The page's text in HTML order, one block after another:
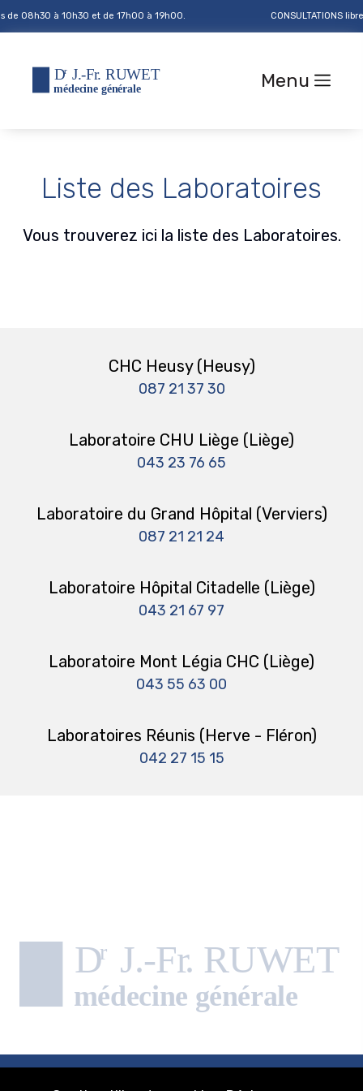
de 08h30 à 10h30 et de 17h00 à 19h00. CONSULTATIONS
Menu
Liste des Laboratoires
Vous trouverez ici la liste des Laboratoires.
CHC Heusy (Heusy)
087 21 37 30
Laboratoire CHU Liège (Liège)
043 23 76 65
Laboratoire du Grand Hôpital (Verviers)
087 21 21 24
Laboratoire Hôpital Citadelle (Liège)
043 21 67 97
Laboratoire Mont Légia CHC (Liège)
043 55 63 00
Laboratoires Réunis (Herve - Fléron)
042 27 15 15